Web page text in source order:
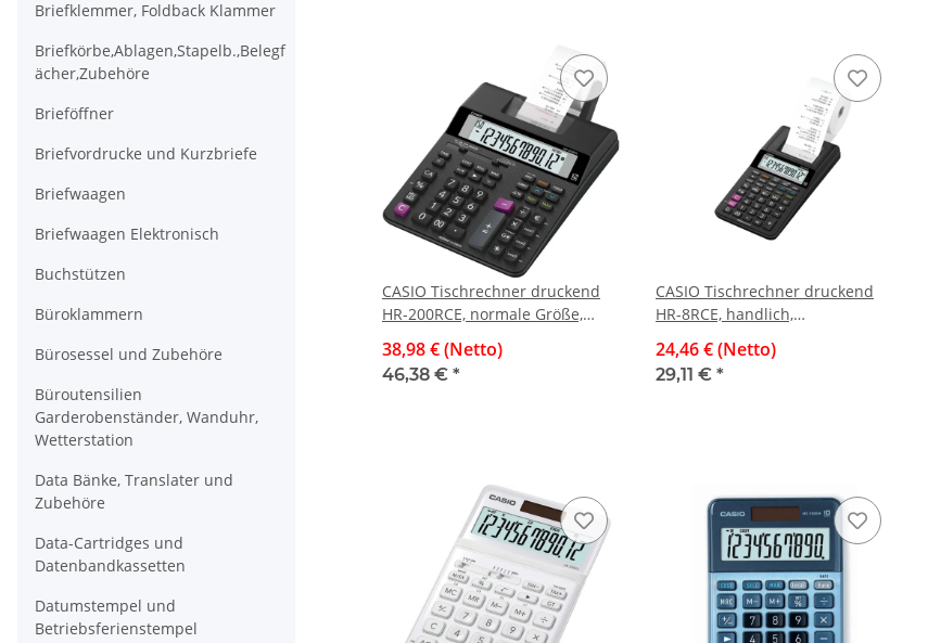
CASIO Tischrechner druckend
HR-200RCE, normale Größe,
Funktionen
38,98 € (Netto)
46,38 € *
CASIO Tischrechner druckend
HR-8RCE, handlich,
24,46 € (Netto)
29,11 € *
Briefklemmer, Foldback Klammer
Briefkörbe,Ablagen,Stapelb.,Belegf
ächer,Zubehöre
Brieföffner
Briefvordrucke und Kurzbriefe
Briefwaagen
Briefwaagen Elektronisch
Buchstützen
Büroklammern
Bürosessel und Zubehöre
Büroutensilien
Garderobenständer, Wanduhr,
Wetterstation
Data Bänke, Translater und
Zubehöre
Data-Cartridges und
Datenbandkassetten
Datumstempel und
Betriebsferienstempel